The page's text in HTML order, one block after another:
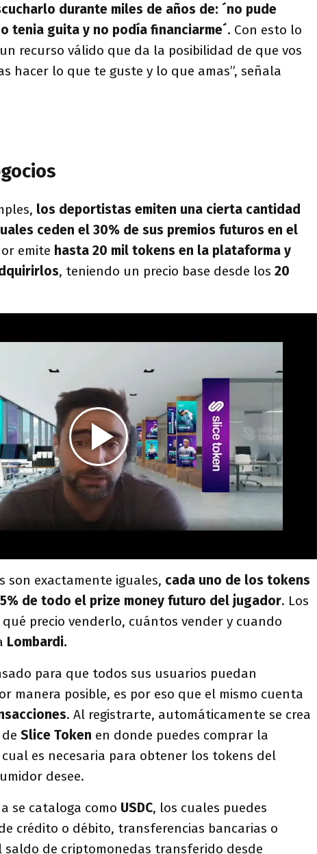
durante miles de años de: ´no pude
tenia guita y no podía financiarme´. Con esto lo
recurso válido que da la posibilidad de que vos
hacer lo que te guste y lo que amas”, señala
los deportistas emiten una cierta cantidad
ceden el 30% de sus premios futuros en el
emite hasta 20 mil tokens en la plataforma y
, teniendo un precio base desde los 20
son exactamente iguales, cada uno de los tokens
de todo el prize money futuro del jugador. Los
precio venderlo, cuántos vender y cuando
Lombardi.
para que todos sus usuarios puedan
manera posible, es por eso que el mismo cuenta
. Al registrarte, automáticamente se crea
Slice Token en donde puedes comprar la
es necesaria para obtener los tokens del
desee.
se cataloga como USDC, los cuales puedes
crédito o débito, transferencias bancarias o
de criptomonedas transferido desde